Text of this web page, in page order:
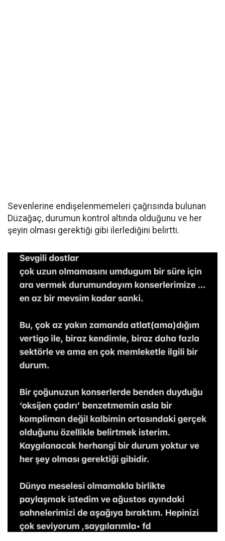
Sevenlerine endişelenmemeleri çağrısında bulunan
Düzağaç, durumun kontrol altında olduğunu ve her
şeyin olması gerektiği gibi ilerlediğini belirtti.